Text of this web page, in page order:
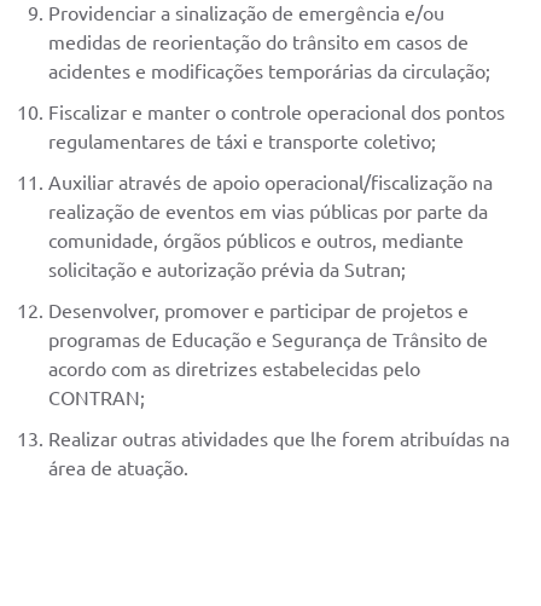
Providenciar a sinalização de emergência e/ou
medidas de reorientação do trânsito em casos de
acidentes e modificações temporárias da circulação;
Fiscalizar e manter o controle operacional dos pontos
regulamentares de táxi e transporte coletivo;
Auxiliar através de apoio operacional/fiscalização na
realização de eventos em vias públicas por parte da
comunidade, órgãos públicos e outros, mediante
solicitação e autorização prévia da Sutran;
Desenvolver, promover e participar de projetos e
programas de Educação e Segurança de Trânsito de
acordo com as diretrizes estabelecidas pelo
CONTRAN;
Realizar outras atividades que lhe forem atribuídas na
área de atuação.